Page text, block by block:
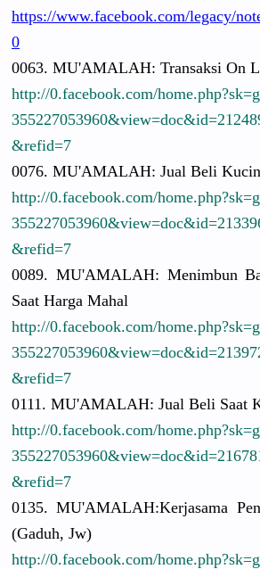
https://www.facebook.com/legacy/
0
0063. MU'AMALAH: Transaksi On
http://0.facebook.com/home.php?sk
355227053960&view=doc&id=21248
&refid=7
0076. MU'AMALAH: Jual Beli
http://0.facebook.com/home.php?sk
355227053960&view=doc&id=21339
&refid=7
0089. MU'AMALAH: Menimbun
Saat Harga Mahal
http://0.facebook.com/home.php?sk
355227053960&view=doc&id=21397
&refid=7
0111. MU'AMALAH: Jual Beli Saat
http://0.facebook.com/home.php?sk
355227053960&view=doc&id=21678
&refid=7
0135. MU'AMALAH:Kerjasama
(Gaduh, Jw)
http://0.facebook.com/home.php?sk